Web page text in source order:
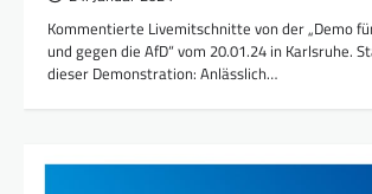
Kommentierte Livemitschnitte von der „Demo
und gegen die AfD“ vom 20.01.24 in Karlsruhe.
dieser Demonstration: Anlässlich…